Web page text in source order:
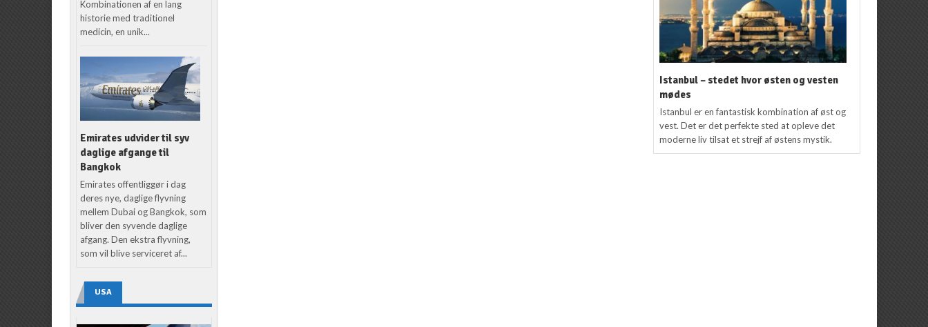
Kombinationen af en lang
historie med traditionel
medicin, en unik...
Emirates udvider til syv
daglige afgange til
Bangkok
Emirates offentliggør i dag
deres nye, daglige flyvning
mellem Dubai og Bangkok, som
bliver den syvende daglige
afgang. Den ekstra flyvning,
som vil blive serviceret af...
USA
Istanbul – stedet hvor østen og vesten
mødes
Istanbul er en fantastisk kombination af øst og
vest. Det er det perfekte sted at opleve det
moderne liv tilsat et strejf af østens mystik.